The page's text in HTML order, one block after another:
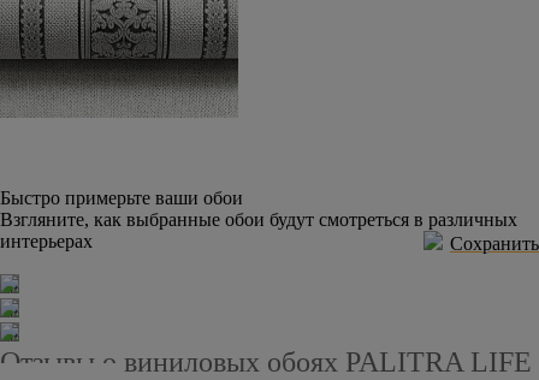
Быстро примерьте ваши обои
Взгляните, как выбранные обои будут смотреться в различных
интерьерах
Сохранить
Отзывы о виниловых обоях PALITRA LIFE